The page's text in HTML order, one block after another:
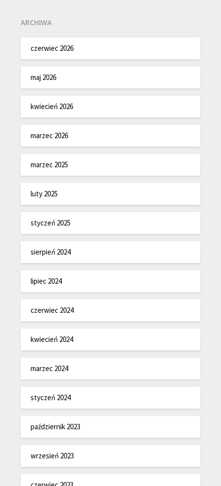
ARCHIWA
czerwiec 2026
maj 2026
kwiecień 2026
marzec 2026
marzec 2025
luty 2025
styczeń 2025
sierpień 2024
lipiec 2024
czerwiec 2024
kwiecień 2024
marzec 2024
styczeń 2024
październik 2023
wrzesień 2023